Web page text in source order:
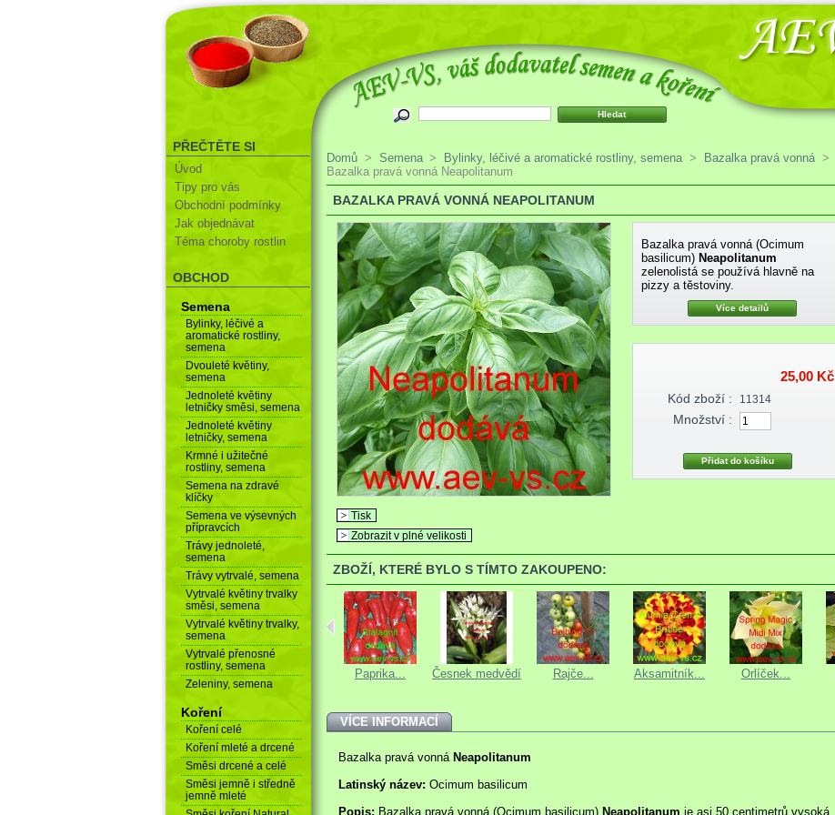
PŘEČTĚTE SI
Úvod
Tipy pro vás
Obchodní podmínky
Jak objednávat
Téma choroby rostlin
OBCHOD
Semena
Bylinky, léčivé a
aromatické rostliny,
semena
Dvouleté květiny,
semena
Jednoleté květiny
letničky směsi, semena
Jednoleté květiny
letničky, semena
Krmné i užitečné
rostliny, semena
Semena na zdravé
klíčky
Semena ve výsevných
přípravcích
Trávy jednoleté,
semena
Trávy vytrvalé, semena
Vytrvalé květiny trvalky
směsi, semena
Vytrvalé květiny trvalky,
semena
Vytrvalé přenosné
rostliny, semena
Zeleniny, semena
Koření
Koření celé
Koření mleté a drcené
Směsi drcené a celé
Směsi jemně i středně
jemně mleté
Domů > Semena > Bylinky, léčivé a aromatické rostliny, semena > Bazalka pravá vonná >
Bazalka pravá vonná Neapolitanum
BAZALKA PRAVÁ VONNÁ NEAPOLITANUM
Tisk
Zobrazit v plné velikosti
Bazalka pravá vonná (Ocimum
basilicum) Neapolitanum
zelenolistá se používá hlavně na
pizzy a těstoviny.
Více detailů
25,00 Kč
Kód zboží : 11314
Množství :
ZBOŽÍ, KTERÉ BYLO S TÍMTO ZAKOUPENO:
Hrách setý... Rajče... Paprika... Česnek medvědí Rajče... Aksamitník... Orlíček...
VÍCE INFORMACÍ
Bazalka pravá vonná Neapolitanum
Latinský název: Ocimum basilicum
Popis: Bazalka pravá vonná (Ocimum basilicum) Neapolitanum je asi 50 centimetrů vysoká